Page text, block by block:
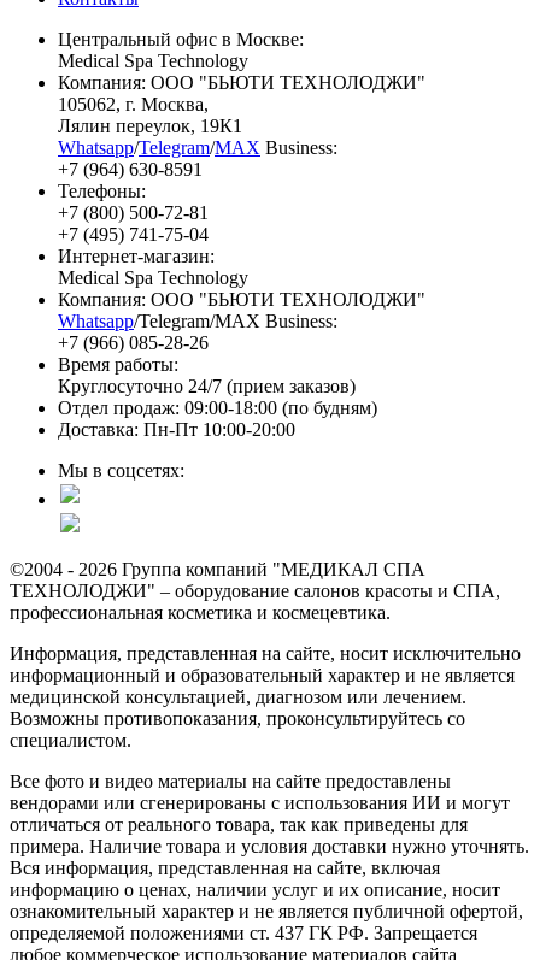
Центральный офис в Москве:
Medical Spa Technology
Компания: ООО "БЬЮТИ ТЕХНОЛОДЖИ"
105062, г. Москва,
Лялин переулок, 19К1
Whatsapp/Telegram/MAX Business:
+7 (964) 630-8591
Телефоны:
+7 (800) 500-72-81
+7 (495) 741-75-04
Интернет-магазин:
Medical Spa Technology
Компания: ООО "БЬЮТИ ТЕХНОЛОДЖИ"
Whatsapp/Telegram/MAX Business:
+7 (966) 085-28-26
Время работы:
Круглосуточно 24/7 (прием заказов)
Отдел продаж: 09:00-18:00 (по будням)
Доставка: Пн-Пт 10:00-20:00
Мы в соцсетях:
©2004 - 2026 Группа компаний "МЕДИКАЛ СПА
ТЕХНОЛОДЖИ" – оборудование салонов красоты и СПА,
профессиональная косметика и космецевтика.
Информация, представленная на сайте, носит исключительно
информационный и образовательный характер и не является
медицинской консультацией, диагнозом или лечением.
Возможны противопоказания, проконсультируйтесь со
специалистом.
Все фото и видео материалы на сайте предоставлены
вендорами или сгенерированы с использования ИИ и могут
отличаться от реального товара, так как приведены для
примера. Наличие товара и условия доставки нужно уточнять.
Вся информация, представленная на сайте, включая
информацию о ценах, наличии услуг и их описание, носит
ознакомительный характер и не является публичной офертой,
определяемой положениями ст. 437 ГК РФ. Запрещается
любое коммерческое использование материалов сайта